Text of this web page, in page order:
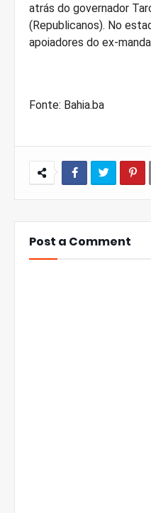
atrás do governador
(Republicanos). No
apoiadores do ex-
Fonte: Bahia.ba
Post a Comment